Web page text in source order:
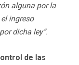
alguna por la
ingreso
dicha ley”.
de las